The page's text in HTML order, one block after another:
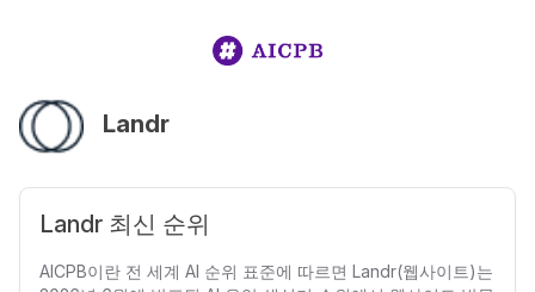
Landr
Landr 최신 순위
AICPB이란 전 세계 AI 순위 표준에 따르면 Landr(웹사이트)는